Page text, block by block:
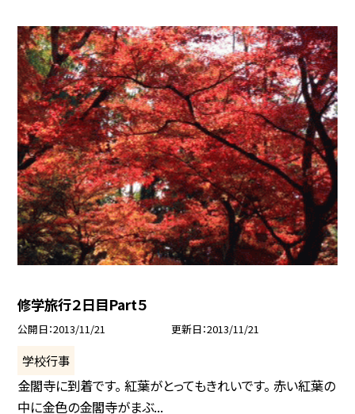
修学旅行２日目Part５
公開日 2013/11/21 更新日 2013/11/21
学校行事
金閣寺に到着です。 紅葉がとってもきれいです。 赤い紅葉の
中に金色の金閣寺がまぶ...